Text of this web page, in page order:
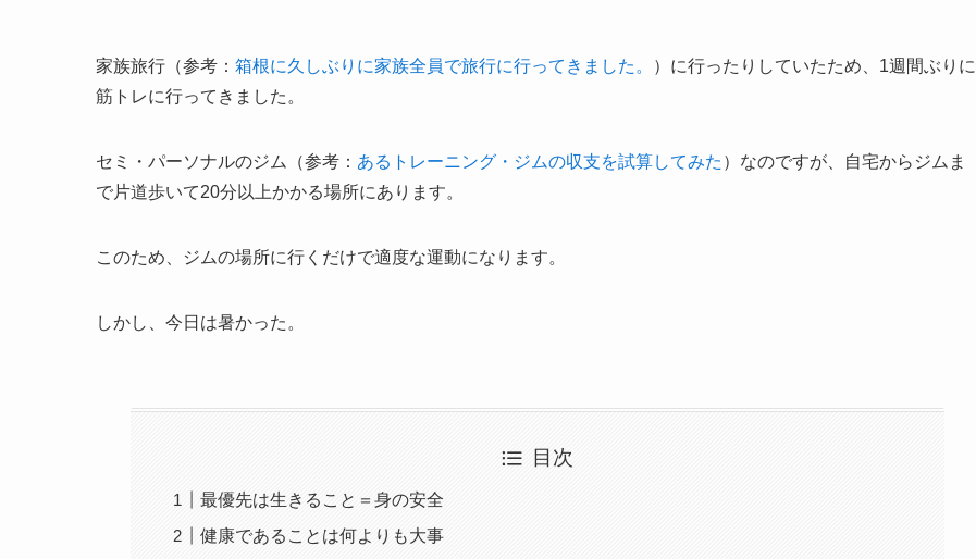
家族旅行（参考： 箱根に久しぶりに家族全員で旅行に行ってきました。
）に行ったりしていたため、1週間ぶりに
筋トレに行ってきました。
セミ・パーソナルのジム（参考： あるトレーニング・ジムの収支を試算してみた ）なのですが、自宅からジムま
で片道歩いて20分以上かかる場所にあります。
このため、ジムの場所に行くだけで適度な運動になります。
しかし、今日は暑かった。
目次
最優先は生きること＝身の安全
健康であることは何よりも大事